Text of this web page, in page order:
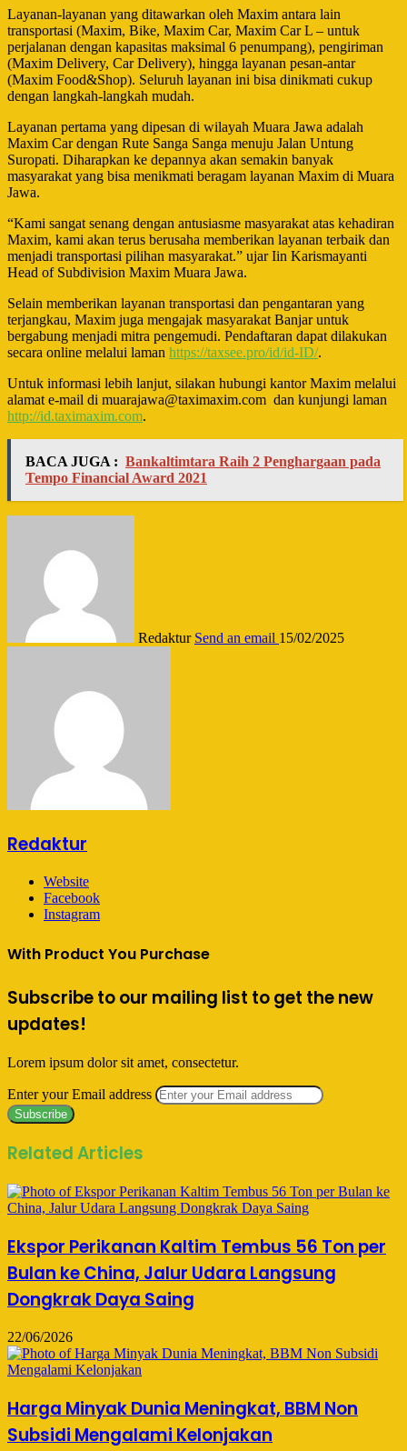
Layanan-layanan yang ditawarkan oleh Maxim antara lain
transportasi (Maxim, Bike, Maxim Car, Maxim Car L – untuk
perjalanan dengan kapasitas maksimal 6 penumpang), pengiriman
(Maxim Delivery, Car Delivery), hingga layanan pesan-antar
(Maxim Food&Shop). Seluruh layanan ini bisa dinikmati cukup
dengan langkah-langkah mudah.
Layanan pertama yang dipesan di wilayah Muara Jawa adalah
Maxim Cardengan Rute Sanga Sanga menuju Jalan Untung
Suropati. Diharapkan ke depannya akan semakin banyak
masyarakat yang bisa menikmati beragam layanan Maxim di Muara
Jawa.
“Kami sangat senang dengan antusiasme masyarakat atas kehadiran
Maxim, kami akan terus berusaha memberikan layanan terbaik dan
menjadi transportasi pilihan masyarakat.” ujarIin Karismayanti
Head of Subdivision Maxim Muara Jawa.
Selain memberikan layanan transportasi dan pengantaran yang
terjangkau, Maxim juga mengajak masyarakat Banjaruntuk
bergabung menjadi mitra pengemudi. Pendaftaran dapat dilakukan
secara online melalui laman https://taxsee.pro/id/id-ID/.
Untuk informasi lebih lanjut, silakan hubungi kantor Maxim melalui
alamat e-mail di muarajawa@taximaxim.com dan kunjungi laman
http://id.taximaxim.com.
BACA JUGA : Bankaltimtara Raih 2 Penghargaan pada
Tempo Financial Award 2021
Redaktur Send an email 15/02/2025
Redaktur
Website
Facebook
Instagram
With Product You Purchase
Subscribe to our mailing list to get the new
updates!
Lorem ipsum dolor sit amet, consectetur.
Enter your Email address
Related Articles
Ekspor Perikanan Kaltim Tembus 56 Ton per
Bulan ke China, Jalur Udara Langsung
Dongkrak Daya Saing
22/06/2026
Harga Minyak Dunia Meningkat, BBM Non
Subsidi Mengalami Kelonjakan